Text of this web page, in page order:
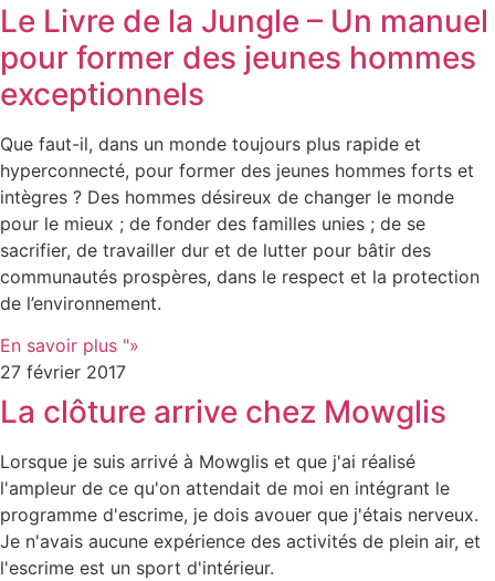
Le Livre de la Jungle – Un manuel
pour former des jeunes hommes
exceptionnels
Que faut-il, dans un monde toujours plus rapide et
hyperconnecté, pour former des jeunes hommes forts et
intègres ? Des hommes désireux de changer le monde
pour le mieux ; de fonder des familles unies ; de se
sacrifier, de travailler dur et de lutter pour bâtir des
communautés prospères, dans le respect et la protection
de l’environnement.
En savoir plus "»
27 février 2017
La clôture arrive chez Mowglis
Lorsque je suis arrivé à Mowglis et que j'ai réalisé
l'ampleur de ce qu'on attendait de moi en intégrant le
programme d'escrime, je dois avouer que j'étais nerveux.
Je n'avais aucune expérience des activités de plein air, et
l'escrime est un sport d'intérieur.